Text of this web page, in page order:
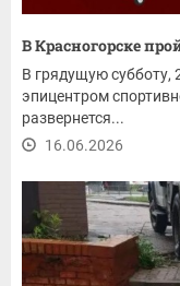
В Красногорске
В грядущую субботу,
эпицентром
развернется...
16.06.2026